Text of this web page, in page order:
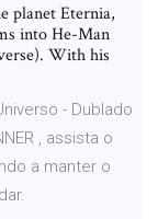
planet Eternia,
into He-Man
With his
- Dublado
, assista o
a manter o